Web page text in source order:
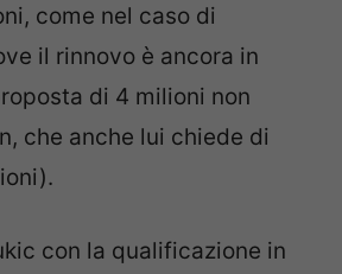
come nel caso di
il rinnovo è ancora in
di 4 milioni non
che anche lui chiede di
con la qualificazione in